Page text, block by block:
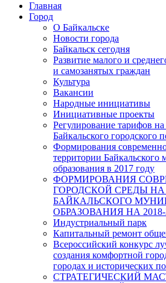
Главная
Город
О Байкальске
Новости города
Байкальск сегодня
Развитие малого и
и самозанятых граждан
Культура
Вакансии
Народные инициативы
Инициативные проекты
Регулирование тарифов
Байкальского городского
Формирования
территории Байкальского
образования в 2017 году
ФОРМИРОВАНИЯ
ГОРОДСКОЙ СРЕДЫ НА
БАЙКАЛЬСКОГО
ОБРАЗОВАНИЯ НА
Индустриальный парк
Капитальный ремонт
Всероссийский конкурс
создания комфортной
городах и исторических
СТРАТЕГИЧЕСКИЙ